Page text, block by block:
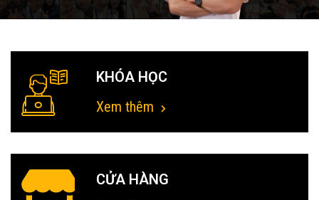
KHÓA HỌC
Xem thêm
CỬA HÀNG